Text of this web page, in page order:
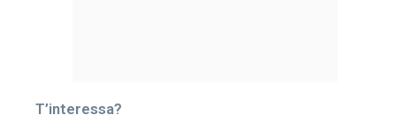
T’interessa?